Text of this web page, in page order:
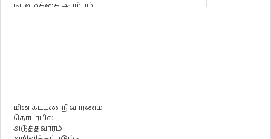
நடவடிக்கை ஆரம்பம்!
மின் கட்டண நிவாரணம்
தொடர்பில்
அடுத்தவாரம்